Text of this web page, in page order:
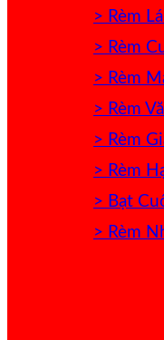
> Rèm
> Rèm
> Rèm
> Rèm
> Rèm
> Rèm
> Bạt
> Rèm